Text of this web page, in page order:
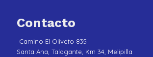
Contacto
Camino El Oliveto 835
Santa Ana, Talagante, Km 34, Melipilla